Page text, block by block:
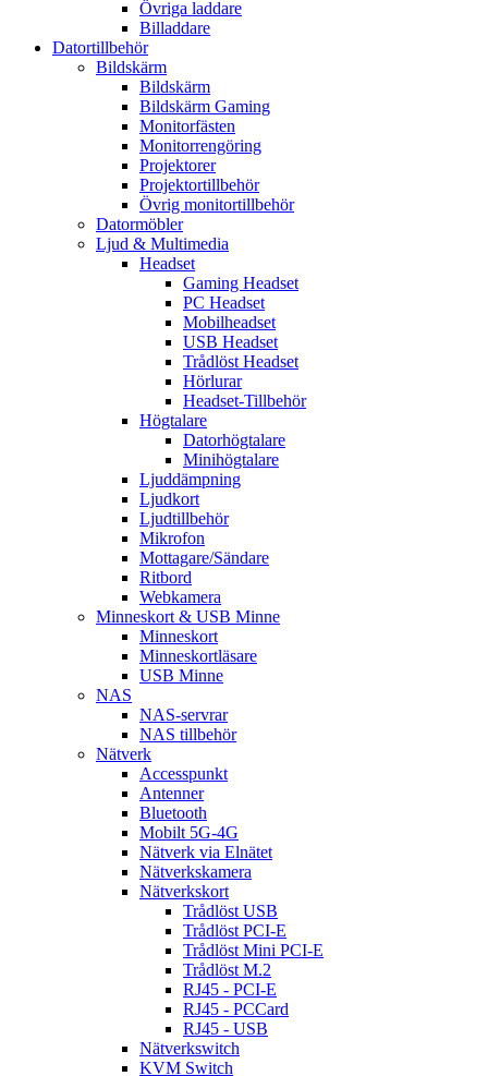
Övriga laddare
Billaddare
Datortillbehör
Bildskärm
Bildskärm
Bildskärm Gaming
Monitorfästen
Monitorrengöring
Projektorer
Projektortillbehör
Övrig monitortillbehör
Datormöbler
Ljud & Multimedia
Headset
Gaming Headset
PC Headset
Mobilheadset
USB Headset
Trådlöst Headset
Hörlurar
Headset-Tillbehör
Högtalare
Datorhögtalare
Minihögtalare
Ljuddämpning
Ljudkort
Ljudtillbehör
Mikrofon
Mottagare/Sändare
Ritbord
Webkamera
Minneskort & USB Minne
Minneskort
Minneskortläsare
USB Minne
NAS
NAS-servrar
NAS tillbehör
Nätverk
Accesspunkt
Antenner
Bluetooth
Mobilt 5G-4G
Nätverk via Elnätet
Nätverkskamera
Nätverkskort
Trådlöst USB
Trådlöst PCI-E
Trådlöst Mini PCI-E
Trådlöst M.2
RJ45 - PCI-E
RJ45 - PCCard
RJ45 - USB
Nätverkswitch
KVM Switch